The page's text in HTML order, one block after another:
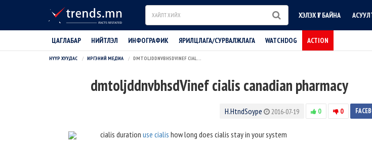
Search ХЭЛЭХ ҮГ БАЙНА
ЦАГЛАБАР НИЙТЛЭЛ ИНФОГРАФИК ЯРИЛЦЛАГА/СУРВАЛЖЛАГА WATCHDOG ACTION
НҮҮР ХУУДАС ИРГЭНИЙ МЕДИА DMTOLJDDNVBHSDVINEF CIALIS CANADIAN PHARMACY
dmtoljddnvbhsdVinef cialis canadian pharmacy
H.HtndSoype 2016-07-19 0 0
cialis duration use cialis how long does cialis stay in your system